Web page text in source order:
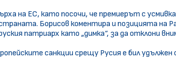
на ЕС, като посочи, че премиерът с
Борисов коментира и позицията на
патриарх като „димка“, за да отклони
санкции срещу Русия е бил